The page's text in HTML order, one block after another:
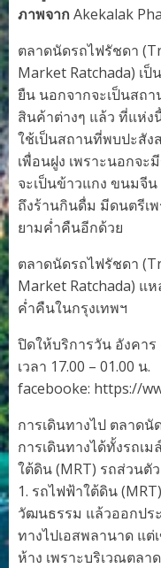
ภาพจาก Akekalak
ตลาดนัดรถไฟรัชดา
Market Ratchada) เ
ยืน นอกจากจะเป็นสถ
สินค้าต่างๆ แล้ว ที่แห่ง
ใช้เป็นสถานที่พบปะสัง
เพื่อนฝูง เพราะนอกจะ
จะเป็นข้าวแกง ขนมจีน
ถึงร้านกินดื่ม มีดนตรีเ
ยามค่ำคืนอีกด้วย
ตลาดนัดรถไฟรัชดา
Market Ratchada) แห
ค่ำคืนในกรุงเทพฯ
ปิดให้บริการวัน อังคา
เวลา 17.00 – 01.00 น.
facebooke: https://
การเดินทางไป ตลาดนั
การเดินทางได้ทั้งรถเ
ใต้ดิน (MRT) รถส่วนตัว
1. รถไฟฟ้าใต้ดิน
วัฒนธรรม แล้วออกปร
ทางไปเอสพลานาด แต่
ห้าง เพราะบริเวณตล